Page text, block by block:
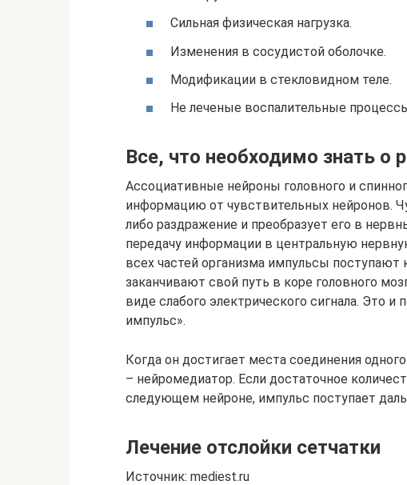
Сильная физическая нагрузка.
Изменения в сосудистой оболочке.
Модификации в стекловидном теле.
Не леченые воспалительные
Все, что необходимо знать о
Ассоциативные нейроны головного и
информацию от чувствительных нейронов.
либо раздражение и преобразует его в
передачу информации в центральную
всех частей организма импульсы поступают
заканчивают свой путь в коре головного
виде слабого электрического сигнала. Это
импульс».
Когда он достигает места соединения
– нейромедиатор. Если достаточное
следующем нейроне, импульс поступает
Лечение отслойки сетчатки
Источник: mediest.ru